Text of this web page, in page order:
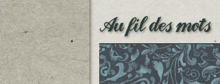
Au fil des mots